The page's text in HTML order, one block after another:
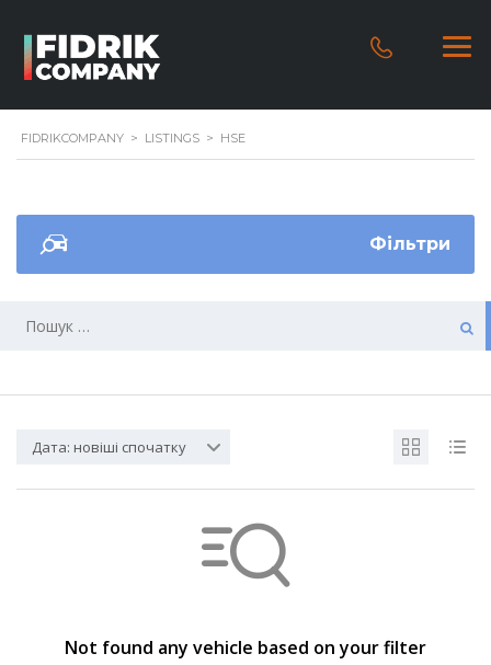
FIDRIKCOMPANY > LISTINGS > HSE
Фільтри
Дата: новіші спочатку
Not found any vehicle based on your filter